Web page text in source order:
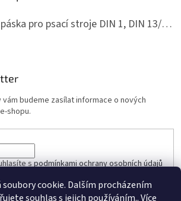
cookie. Dalším procházením
souhlas s jejich používáním.. Více
Barvící páska pro psací stroje DIN 1, DIN 13/10, LAND, PA červenočerná
produktu je 5 z 5 hvězdiček.
vám budeme zasílat informace o nových
shopu.
spodmínkami ochrany osobních údajů